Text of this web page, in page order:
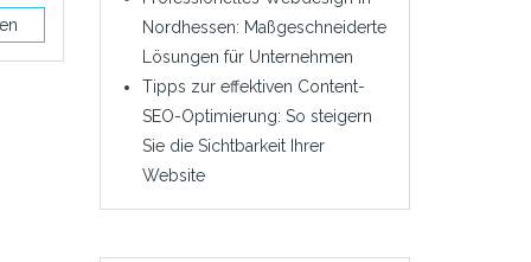
Nordhessen: Maßgeschneiderte
Lösungen für Unternehmen
Tipps zur effektiven Content-
SEO-Optimierung: So steigern
Sie die Sichtbarkeit Ihrer
Website